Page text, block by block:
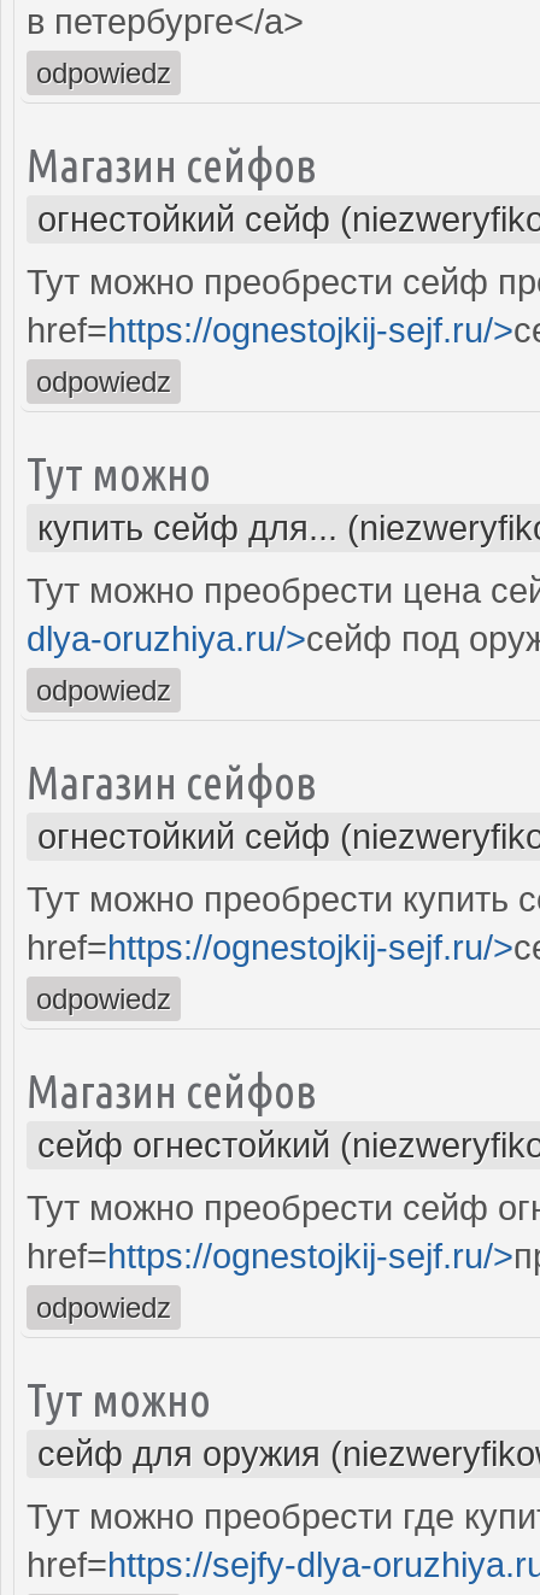
в петербурге</a>
odpowiedz
Магазин сейфов
огнестойкий сейф
Тут можно преобрести сейф
href=https://ognestojkij-sejf.ru/>
odpowiedz
Тут можно
купить сейф для...
Тут можно преобрести цена
dlya-oruzhiya.ru/>сейф под
odpowiedz
Магазин сейфов
огнестойкий сейф
Тут можно преобрести купить
href=https://ognestojkij-sejf.ru/>
odpowiedz
Магазин сейфов
сейф огнестойкий
Тут можно преобрести сейф
href=https://ognestojkij-sejf.ru/>
odpowiedz
Тут можно
сейф для оружия
Тут можно преобрести где
href=https://sejfy-dlya-